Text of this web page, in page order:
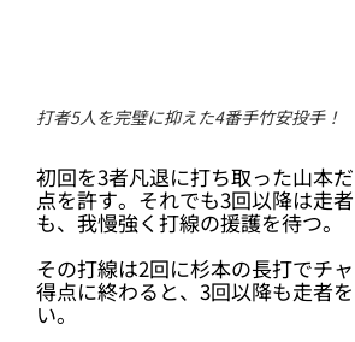
打者5人を完璧に抑えた4番手竹安投手！
初回を3者凡退に打ち取った山本
点を許す。それでも3回以降は走
も、我慢強く打線の援護を待つ。
その打線は2回に杉本の長打でチ
得点に終わると、3回以降も走者
い。